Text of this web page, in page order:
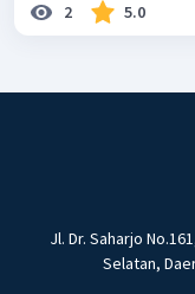
2 5.0
Jl. Dr. Saharjo
Selatan,